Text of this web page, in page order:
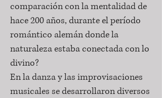
comparación con la mentalidad de
hace 200 años, durante el período
romántico alemán donde la
naturaleza estaba conectada con lo
divino?
En la danza y las improvisaciones
musicales se desarrollaron diversos